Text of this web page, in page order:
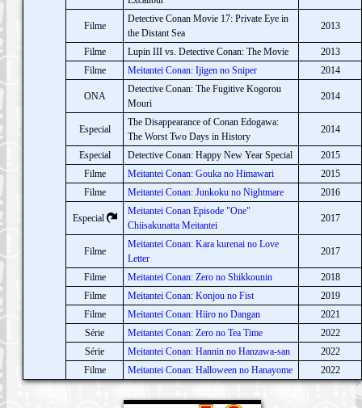
Filme
Detective Conan Movie 17: Private Eye in
the Distant Sea
2013
Filme Lupin III vs. Detective Conan: The Movie
2013
Filme
Meitantei Conan: Ijigen no Sniper 2014
ONA
Detective Conan: The Fugitive Kogorou
Mouri
2014
Especial
The Disappearance of Conan Edogawa:
The Worst Two Days in History
2014
Especial Detective Conan: Happy New Year Special
2015
Filme
Meitantei Conan: Gouka no Himawari
2015
Filme
Meitantei Conan: Junkoku no Nightmare 2016
Especial
Meitantei Conan Episode "One"
Chiisakunatta Meitantei
2017
Filme
Meitantei Conan: Kara kurenai no Love
Letter
2017
Filme Meitantei Conan: Zero no Shikkounin
2018
Filme
Meitantei Conan: Konjou no Fist
2019
Filme
Meitantei Conan: Hiiro no Dangan
2021
Série
Meitantei Conan: Zero no Tea Time
2022
Série
Meitantei Conan: Hannin no Hanzawa-san
2022
Filme
Meitantei Conan: Halloween no Hanayome 2022